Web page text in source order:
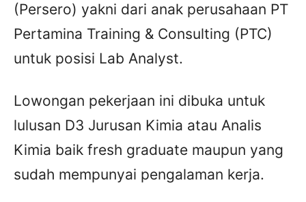
(Persero) yakni dari anak perusahaan PT
Pertamina Training & Consulting (PTC)
untuk posisi Lab Analyst.
Lowongan pekerjaan ini dibuka untuk
lulusan D3 Jurusan Kimia atau Analis
Kimia baik fresh graduate maupun yang
sudah mempunyai pengalaman kerja.